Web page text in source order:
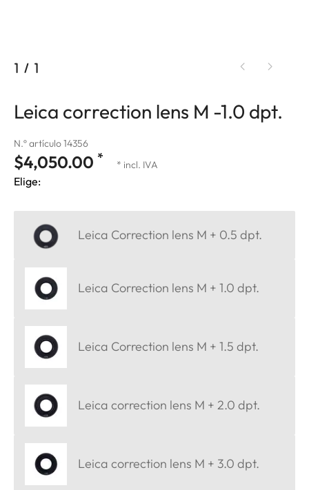
1 / 1
Leica correction lens M -1.0 dpt.
N.º artículo 14356
$4,050.00 * * incl. IVA
Elige:
Leica Correction lens M + 0.5 dpt.
Leica Correction lens M + 1.0 dpt.
Leica Correction lens M + 1.5 dpt.
Leica correction lens M + 2.0 dpt.
Leica correction lens M + 3.0 dpt.